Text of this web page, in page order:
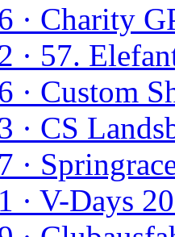
· Charity
· 57.
· Custom
· CS
·
· V-Days